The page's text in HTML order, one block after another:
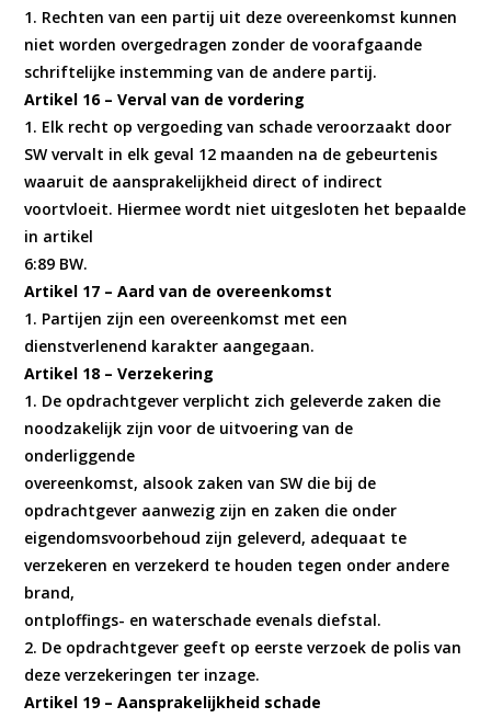
1. Rechten van een partij uit deze overeenkomst kunnen
niet worden overgedragen zonder de voorafgaande
schriftelijke instemming van de andere partij.
Artikel 16 – Verval van de vordering
1. Elk recht op vergoeding van schade veroorzaakt door
SW vervalt in elk geval 12 maanden na de gebeurtenis
waaruit de aansprakelijkheid direct of indirect
voortvloeit. Hiermee wordt niet uitgesloten het bepaalde
in artikel
6:89 BW.
Artikel 17 – Aard van de overeenkomst
1. Partijen zijn een overeenkomst met een
dienstverlenend karakter aangegaan.
Artikel 18 – Verzekering
1. De opdrachtgever verplicht zich geleverde zaken die
noodzakelijk zijn voor de uitvoering van de
onderliggende
overeenkomst, alsook zaken van SW die bij de
opdrachtgever aanwezig zijn en zaken die onder
eigendomsvoorbehoud zijn geleverd, adequaat te
verzekeren en verzekerd te houden tegen onder andere
brand,
ontploffings- en waterschade evenals diefstal.
2. De opdrachtgever geeft op eerste verzoek de polis van
deze verzekeringen ter inzage.
Artikel 19 – Aansprakelijkheid schade